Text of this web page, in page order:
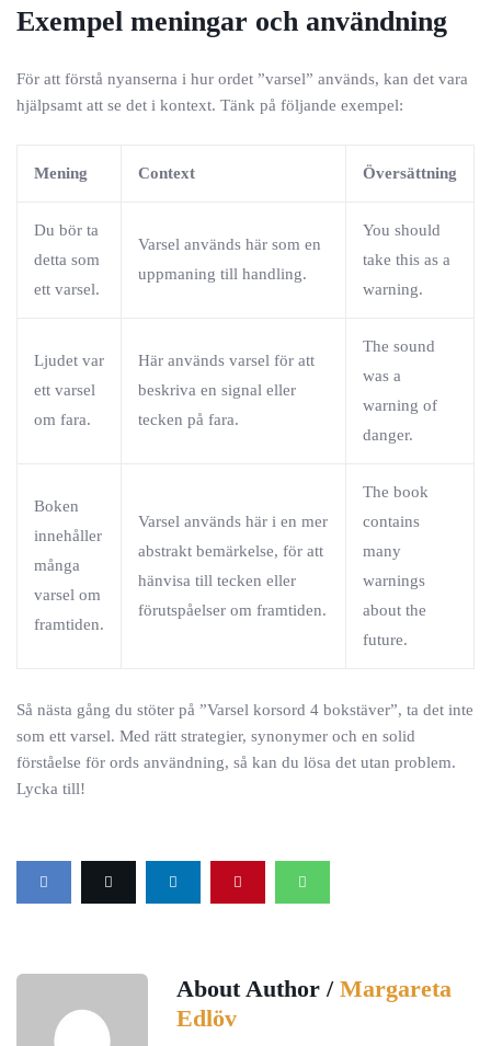
Exempel meningar och användning
För att förstå nyanserna i hur ordet ”varsel” används, kan det vara
hjälpsamt att se det i kontext. Tänk på följande exempel:
Mening Context Översättning
Du bör ta
detta som
ett varsel.
Varsel används här som en
uppmaning till handling.
You should
take this as a
warning.
Ljudet var
ett varsel
om fara.
Här används varsel för att
beskriva en signal eller
tecken på fara.
The sound
was a
warning of
danger.
Boken
innehåller
många
varsel om
framtiden.
Varsel används här i en mer
abstrakt bemärkelse, för att
hänvisa till tecken eller
förutspåelser om framtiden.
The book
contains
many
warnings
about the
future.
Så nästa gång du stöter på ”Varsel korsord 4 bokstäver”, ta det inte
som ett varsel. Med rätt strategier, synonymer och en solid
förståelse för ords användning, så kan du lösa det utan problem.
Lycka till!
About Author / Margareta
Edlöv